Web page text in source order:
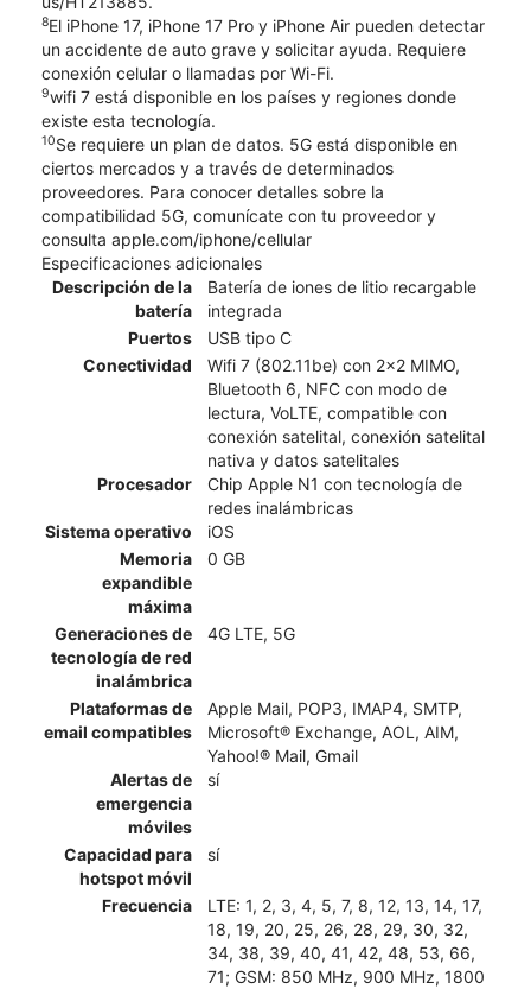
8El iPhone 17, iPhone 17 Pro y iPhone Air pueden detectar
un accidente de auto grave y solicitar ayuda. Requiere
conexión celular o llamadas por Wi-Fi.
9wifi 7 está disponible en los países y regiones donde
existe esta tecnología.
10Se requiere un plan de datos. 5G está disponible en
ciertos mercados y a través de determinados
proveedores. Para conocer detalles sobre la
compatibilidad 5G, comunícate con tu proveedor y
consulta apple.com/iphone/cellular
Especificaciones adicionales
Descripción de la
batería
Batería de iones de litio recargable
integrada
Puertos
USB tipo C
Conectividad
Wifi 7 (802.11be) con 2x2 MIMO,
Bluetooth 6, NFC con modo de
lectura, VoLTE, compatible con
conexión satelital, conexión satelital
nativa y datos satelitales
Procesador
Chip Apple N1 con tecnología de
redes inalámbricas
Sistema operativo
iOS
Memoria
expandible
máxima
0 GB
Generaciones de
tecnología de red
inalámbrica
4G LTE, 5G
Plataformas de
email compatibles
Apple Mail, POP3, IMAP4, SMTP,
Microsoft® Exchange, AOL, AIM,
Yahoo!® Mail, Gmail
Alertas de
emergencia
móviles
sí
Capacidad para
hotspot móvil
sí
Frecuencia
LTE: 1, 2, 3, 4, 5, 7, 8, 12, 13, 14, 17,
18, 19, 20, 25, 26, 28, 29, 30, 32,
34, 38, 39, 40, 41, 42, 48, 53, 66,
71; GSM: 850 MHz, 900 MHz, 1800